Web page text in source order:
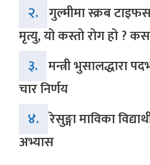
२. गुल्मीमा स्क्रब
मृत्यु, यो कस्तो रोग हो ?
३. मन्त्री भुसालद्धारा
चार निर्णय
४. रेसुङ्गा माविका
अभ्यास